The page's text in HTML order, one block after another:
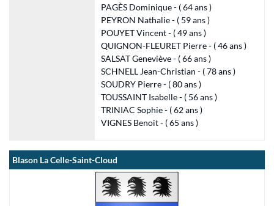
PAGÈS Dominique - ( 64 ans )
PEYRON Nathalie - ( 59 ans )
POUYET Vincent - ( 49 ans )
QUIGNON-FLEURET Pierre - ( 46 ans )
SALSAT Geneviève - ( 66 ans )
SCHNELL Jean-Christian - ( 78 ans )
SOUDRY Pierre - ( 80 ans )
TOUSSAINT Isabelle - ( 56 ans )
TRINIAC Sophie - ( 62 ans )
VIGNES Benoit - ( 65 ans )
Blason La Celle-Saint-Cloud